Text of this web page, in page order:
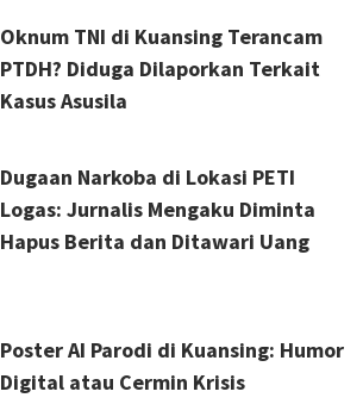
Oknum TNI di Kuansing Terancam
PTDH? Diduga Dilaporkan Terkait
Kasus Asusila
Dugaan Narkoba di Lokasi PETI
Logas: Jurnalis Mengaku Diminta
Hapus Berita dan Ditawari Uang
Poster AI Parodi di Kuansing: Humor
Digital atau Cermin Krisis